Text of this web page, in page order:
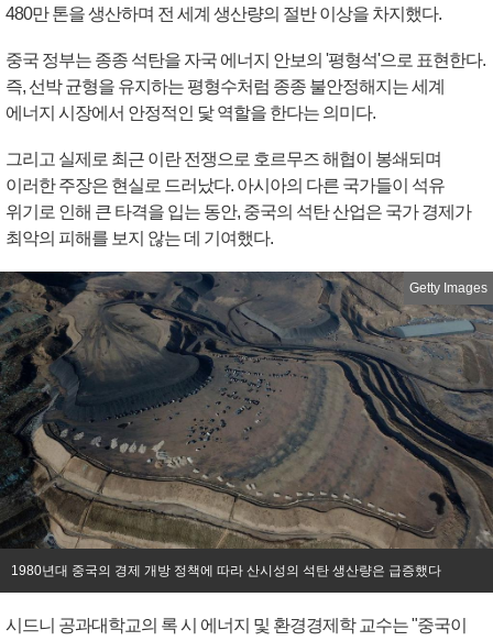
480만 톤을 생산하며 전 세계 생산량의 절반 이상을 차지했다.
중국 정부는 종종 석탄을 자국 에너지 안보의 '평형석'으로 표현한다.
즉, 선박 균형을 유지하는 평형수처럼 종종 불안정해지는 세계
에너지 시장에서 안정적인 닻 역할을 한다는 의미다.
그리고 실제로 최근 이란 전쟁으로 호르무즈 해협이 봉쇄되며
이러한 주장은 현실로 드러났다. 아시아의 다른 국가들이 석유
위기로 인해 큰 타격을 입는 동안, 중국의 석탄 산업은 국가 경제가
최악의 피해를 보지 않는 데 기여했다.
Getty Images
1980년대 중국의 경제 개방 정책에 따라 산시성의 석탄 생산량은 급증했다
시드니 공과대학교의 록 시 에너지 및 환경경제학 교수는 "중국이